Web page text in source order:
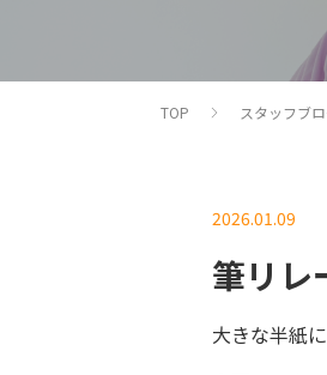
TOP スタッフブ
2026.01.09
筆リレ
大きな半紙